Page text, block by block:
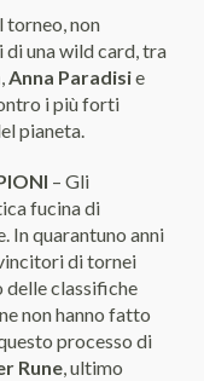
torneo, non
di una wild card, tra
,Anna Paradisie
i più forti
pianeta.
– Gli
fucina di
In quarantuno anni
di tornei
delle classifiche
non hanno fatto
processo di
Rune, ultimo